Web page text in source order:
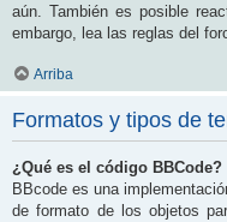
aún. También es posible
embargo, lea las reglas del
Arriba
Formatos y tipos de
¿Qué es el código BBCode?
BBcode es una
de formato de los objetos